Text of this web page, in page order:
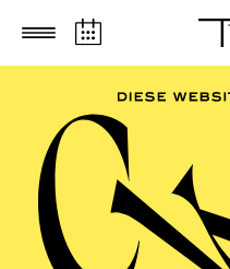
Zum Hauptinhalt springen